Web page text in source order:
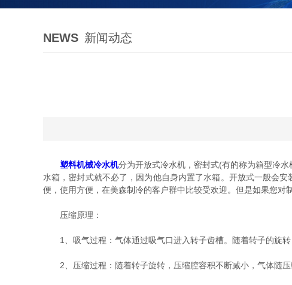
NEWS 新闻动态
塑料机械冷水机分为开放式冷水机，密封式(有的称为箱型冷
水箱，密封式就不必了，因为他自身内置了水箱。开放式一般会
便，使用方便，在美森制冷的客户群中比较受欢迎。但是如果您对
压缩原理：
1、吸气过程：气体通过吸气口进入转子齿槽。随着转子的旋转
2、压缩过程：随着转子旋转，压缩腔容积不断减小，气体随压